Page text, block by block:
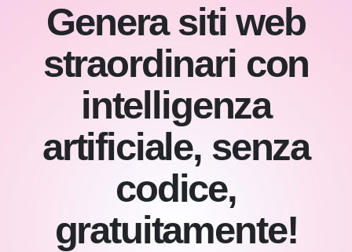
Genera siti web
straordinari con
intelligenza
artificiale, senza
codice,
gratuitamente!